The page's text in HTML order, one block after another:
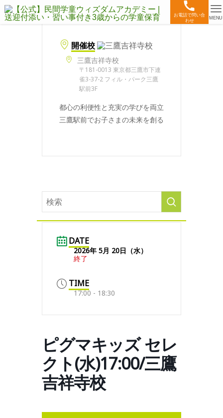
お電話で問い合
わせ
MENU
開催校
三鷹吉祥寺校
〒181-0013 東京都三鷹市下連
雀3-37-2 フィル・パーク三鷹
駅前3F
都心の利便性と充実の学びを両立
三鷹駅前でお子さまの未来を創る
DATE
2026年 5月 20日（水）
終了
TIME
17:00 - 18:30
ピグマキッズ セレ
クト(水)17:00/三鷹
吉祥寺校